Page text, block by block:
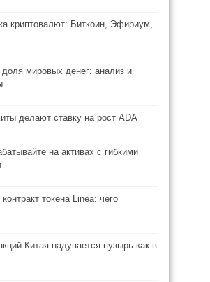
криптовалют: Биткоин, Эфириум,
доля мировых денег: анализ и
делают ставку на рост ADA
на активах с гибкими
токена Linea: чего
Китая надувается пузырь как в